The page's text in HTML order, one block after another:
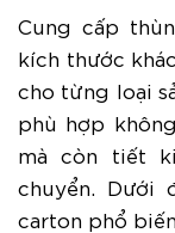
Cung cấp
kích thước
cho từng loại
phù hợp
mà còn tiết
chuyển. Dưới
carton phổ